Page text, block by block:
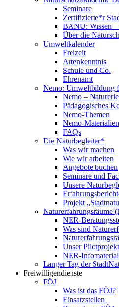
Seminare
Zertifizierte*r
BANU: Wissen
Über die
Umweltkalender
Freizeit
Artenkenntnis
Schule und Co.
Ehrenamt
Nemo: Umweltbildung
Nemo –
Pädagogisches
Nemo-Themen
Nemo-Materialien
FAQs
Die Naturbegleiter*
Was wir machen
Wie wir arbeiten
Angebote buchen
Seminare und
Unsere
Projekt
Naturerfahrungsräume
NER-
Was sind
Unser Pilotprojekt
NER-
Langer Tag der
Freiwilligendienste
FÖJ
Was ist das FÖJ?
Einsatzstellen